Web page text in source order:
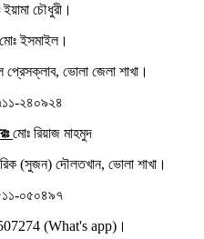
ইয়ামা চৌধুরী।
ইসমাইল।
ভোলা জেলা শাখা।
২৪০৯২৪
মোঃ রিয়াজ মাহমুদ
(সুজন) দৌলতখান, ভোলা শাখা।
০৫০৪৯৭
(What's app)।